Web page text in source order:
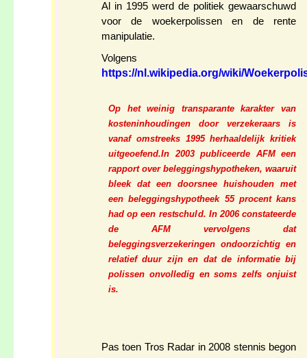
Al in 1995 werd de politiek gewaarschuwd
voor de woekerpolissen en de rente
manipulatie.
Volgens
https://nl.wikipedia.org/wiki/
Op het weinig transparante karakter van
kosteninhoudingen door verzekeraars is
vanaf omstreeks 1995 herhaaldelijk kritiek
uitgeoefend.In 2003 publiceerde AFM een
rapport over beleggingshypotheken, waaruit
bleek dat een doorsnee huishouden met
een beleggingshypotheek 55 procent kans
had op een restschuld. In 2006 constateerde
de AFM vervolgens dat
beleggingsverzekeringen ondoorzichtig en
relatief duur zijn en dat de informatie bij
polissen onvolledig en soms zelfs onjuist
is.
Pas toen Tros Radar in 2008 stennis begon